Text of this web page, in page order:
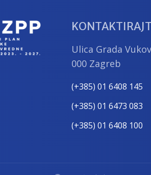
Ulica Grada
000 Zagreb
(+385) 01 6408 145
(+385) 01 6473 083
(+385) 01 6408 100